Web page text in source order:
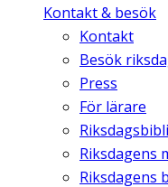
Kontakt & besök
Kontakt
Besök
Press
För lärare
Riksdagens
Riksdagens